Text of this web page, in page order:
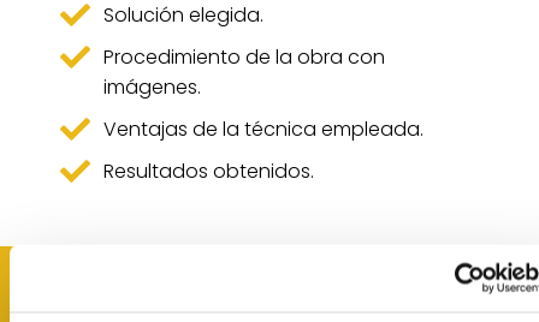
Solución elegida.
Procedimiento de la obra con
imágenes.
Ventajas de la técnica empleada.
Resultados obtenidos.